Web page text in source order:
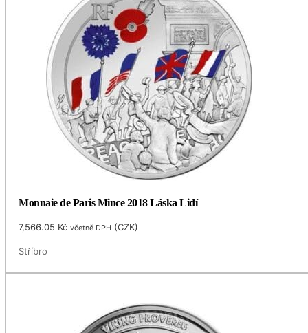
Monnaie de Paris Mince 2018 Láska Lidí
7,566.05 Kč včetně DPH (CZK)
Stříbro